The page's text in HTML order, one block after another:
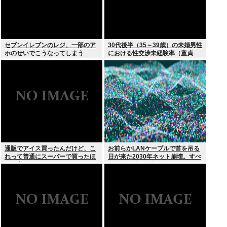
セブンイレブンのレジ、一部のア
ホのせいでこうなってしまう
30代後半（35～39歳）の未婚男性
における性交渉未経験率（童貞
率）が約26%（4人に1人）
通販でアイス買ったんだけど、こ
れって普通にスーパーで買ったほ
うが安くないか？
お前らかLANケーブルで首を吊る
日が来た2030年ネット崩壊。すべ
ての公開鍵を無効化するQデイ。